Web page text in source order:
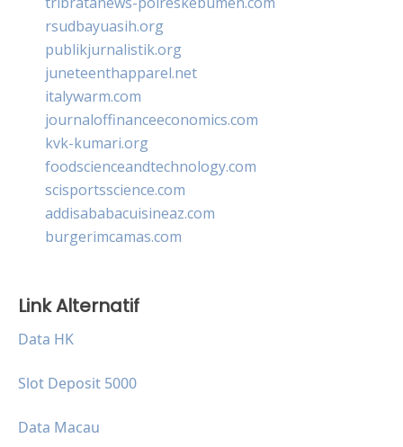
rsudbayuasih.org
publikjurnalistik.org
juneteenthapparel.net
italywarm.com
journaloffinanceeconomics.com
kvk-kumari.org
foodscienceandtechnology.com
scisportsscience.com
addisababacuisineaz.com
burgerimcamas.com
Link Alternatif
Data HK
Slot Deposit 5000
Data Macau